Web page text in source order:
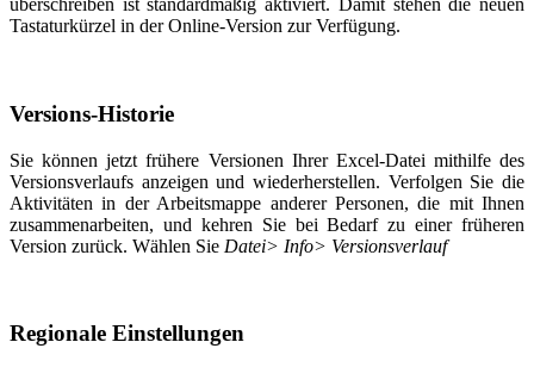
Tastaturkürzel in der Online-Version zur Verfügung.
Versions-Historie
Sie können jetzt frühere Versionen Ihrer Excel-Datei mithilfe des
Versionsverlaufs anzeigen und wiederherstellen. Verfolgen Sie die
Aktivitäten in der Arbeitsmappe anderer Personen, die mit Ihnen
zusammenarbeiten, und kehren Sie bei Bedarf zu einer früheren
Version zurück. Wählen Sie Datei> Info> Versionsverlauf
Regionale Einstellungen